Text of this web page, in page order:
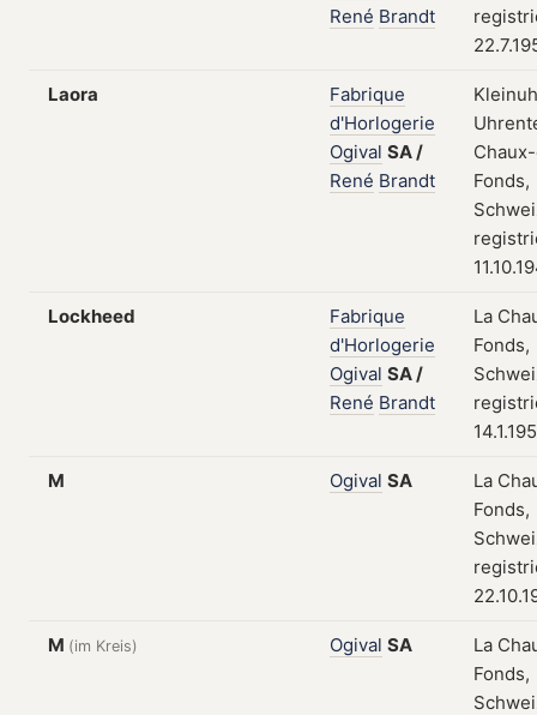
René Brandt
Laora
Fabrique
d'Horlogerie
Ogival SA/
René Brandt
Fonds,
Lockheed
Fabrique
d'Horlogerie
Ogival SA/
René Brandt
La
Fonds,
M Ogival SA
La
Fonds,
M (im Kreis) Ogival SA
La
Fonds,